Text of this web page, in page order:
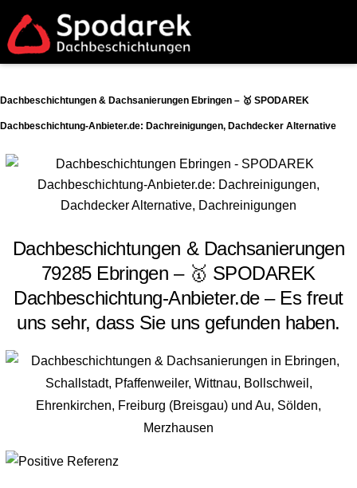
Dachbeschichtungen & Dachsanierungen Ebringen – 🥇 SPODAREK
Dachbeschichtung-Anbieter.de: Dachreinigungen, Dachdecker Alternative
Dachbeschichtungen & Dachsanierungen
79285 Ebringen – 🥇 SPODAREK
Dachbeschichtung-Anbieter.de – Es freut
uns sehr, dass Sie uns gefunden haben.